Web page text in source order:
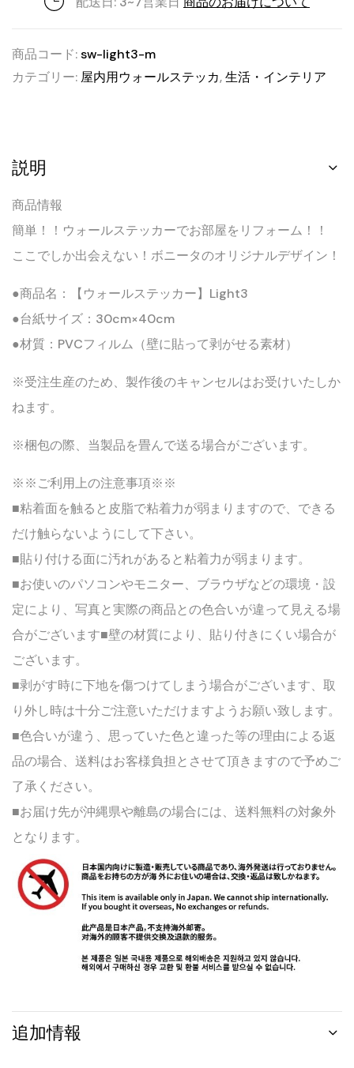
商品コード:sw-light3-m
カテゴリー: 屋内用ウォールステッカ,生活・インテリア
説明
商品情報
簡単！！ウォールステッカーでお部屋をリフォーム！！
ここでしか出会えない！ボニータのオリジナルデザイン！
●商品名：【ウォールステッカー】light3
●台紙サイズ：30cm×40cm
●材質：PVCフィルム（壁に貼って剥がせる素材）
※受注生産のため、製作後のキャンセルはお受けいたしか
ねます。
※梱包の際、当製品を畳んで送る場合がございます。
※※ご利用上の注意事項※※
■粘着面を触ると皮脂で粘着力が弱まりますので、できる
だけ触らないようにして下さい。
■貼り付ける面に汚れがあると粘着力が弱まります。
■お使いのパソコンやモニター、ブラウザなどの環境・設
定により、写真と実際の商品との色合いが違って見える場
合がございます■壁の材質により、貼り付きにくい場合が
ございます。
■剥がす時に下地を傷つけてしまう場合がございます、取
り外し時は十分ご注意いただけますようお願い致します。
■色合いが違う、思っていた色と違った等の理由による返
品の場合、送料はお客様負担とさせて頂きますので予めご
了承ください。
■お届け先が沖縄県や離島の場合には、送料無料の対象外
となります。
追加情報